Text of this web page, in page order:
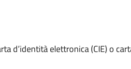
d’identità elettronica (CIE) o